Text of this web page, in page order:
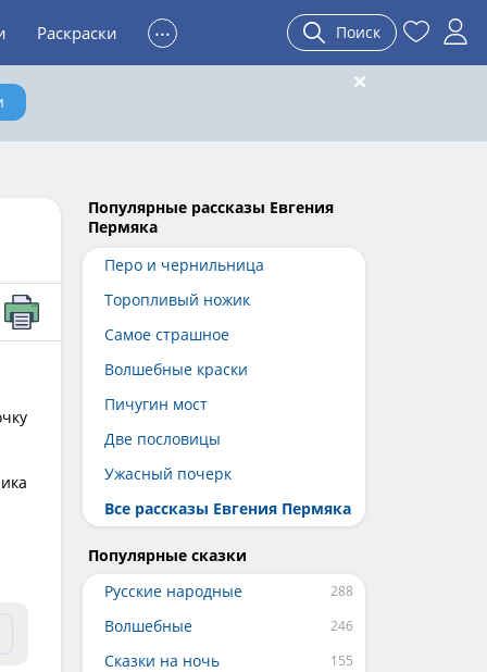
Раскраски ... Поиск
Популярные рассказы Евгения
Пермяка
Перо и чернильница
Торопливый ножик
Самое страшное
Волшебные краски
Пичугин мост
Две пословицы
Ужасный почерк
Все рассказы Евгения Пермяка
Популярные сказки
Русские народные
Волшебные
Сказки на ночь